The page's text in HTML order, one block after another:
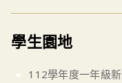
學生園地
112學年度一年級